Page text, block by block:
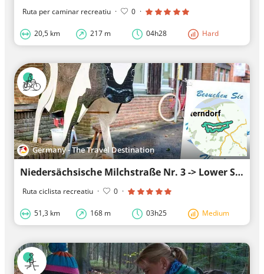
Ruta per caminar recreatiu · 0 ·
20,5 km 217 m 04h28 Hard
Germany - The Travel Destination
Niedersächsische Milchstraße Nr. 3 -> Lower Saxony Milk Way No. 3
Ruta ciclista recreatiu · 0 ·
51,3 km 168 m 03h25 Medium